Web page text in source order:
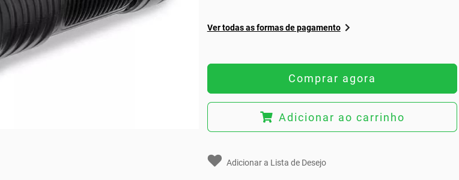
Ver todas as formas de pagamento
Comprar agora
Adicionar ao carrinho
Adicionar a Lista de Desejo